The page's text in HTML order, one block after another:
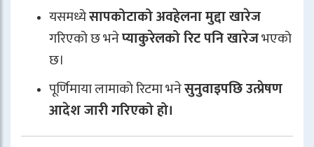
यसमध्येसापकोटाको अवहेलना मुद्दा खारेज
गरिएको छ भनेप्याकुरेलको रिट पनि खारेजभएको
छ।
पूर्णिमाया लामाको रिटमा भनेसुनुवाइपछि उत्प्रेषण
आदेश जारी गरिएको हो।